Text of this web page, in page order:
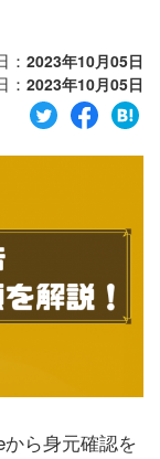
： 2023年10月05日
： 2023年10月05日
ら身元確認を